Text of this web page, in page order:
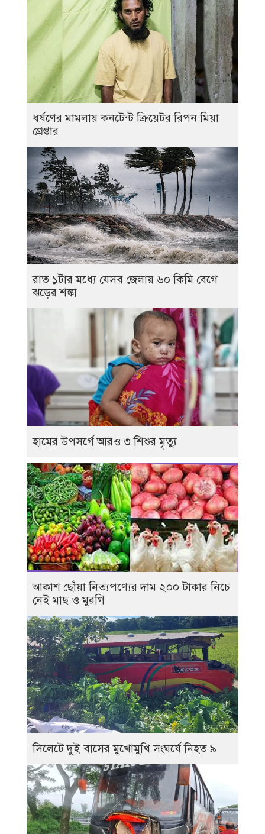
ধর্ষণের মামলায় কনটেন্ট ক্রিয়েটর রিপন মিয়া
গ্রেপ্তার
রাত ১টার মধ্যে যেসব জেলায় ৬০ কিমি বেগে
ঝড়ের শঙ্কা
হামের উপসর্গে আরও ৩ শিশুর মৃত্যু
আকাশ ছোঁয়া নিত্যপণ্যের দাম ২০০ টাকার নিচে
নেই মাছ ও মুরগি
সিলেটে দুই বাসের মুখোমুখি সংঘর্ষে নিহত ৯